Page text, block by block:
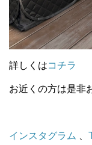
詳しくはコチラ
お近くの方は是非
インスタグラム